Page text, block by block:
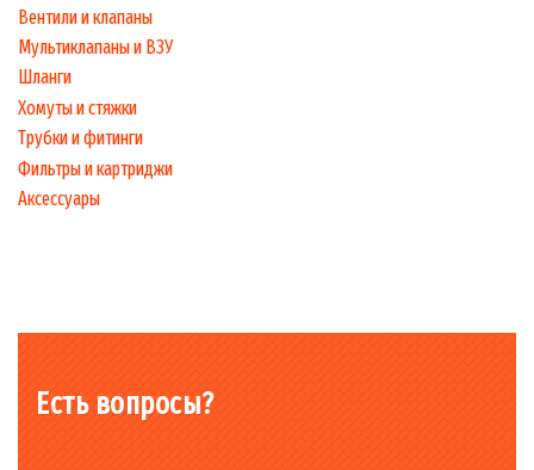
Вентили и клапаны
Мультиклапаны и ВЗУ
Шланги
Хомуты и стяжки
Трубки и фитинги
Фильтры и картриджи
Аксессуары
Есть вопросы?